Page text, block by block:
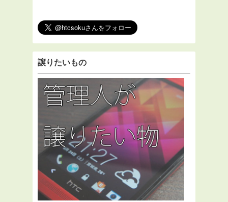
譲りたいもの